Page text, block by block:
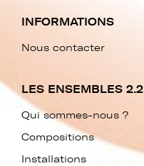
INFORMATIONS
Nous contacter
LES ENSEMBLES 2.2
Qui sommes-nous ?
Compositions
Installations